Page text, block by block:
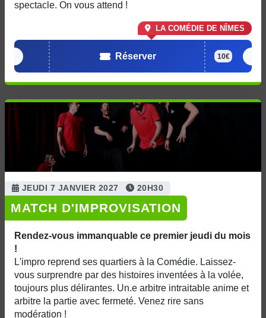
spectacle. On vous attend !
LA COMÉDIE DE NÎMES
Réserver 10€
JEUDI 7 JANVIER 2027 20H30
MATCH D'IMPROVISATION
Rendez-vous immanquable ce premier jeudi du mois
!
L'impro reprend ses quartiers à la Comédie. Laissez-
vous surprendre par des histoires inventées à la volée,
toujours plus délirantes. Un.e arbitre intraitable anime et
arbitre la partie avec fermeté. Venez rire sans
modération !